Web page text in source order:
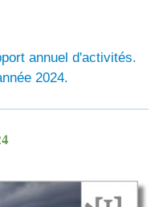
annuel d'activités.
2024.